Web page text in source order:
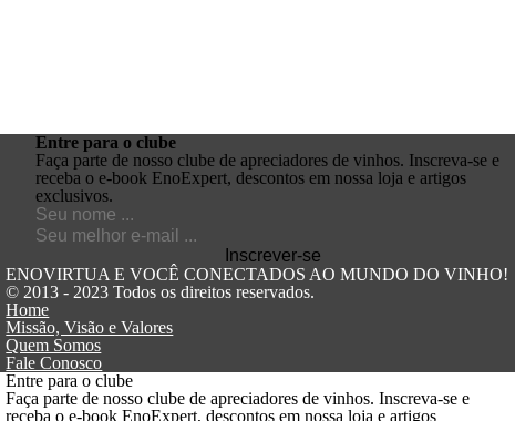
Entre para oclube
Faça parte de nosso clube de apreciadores de vinhos. Inscreva-se e
receba o e-book EnoExpert, descontos em nossa loja e artigos
exclusivos.
ENOVIRTUA E VOCÊ CONECTADOS AO MUNDO DO VINHO!
© 2013 - 2023 Todos os direitos reservados.
Home
Missão, Visão e Valores
Quem Somos
Fale Conosco
Entre para o clube
Faça parte de nosso clube de apreciadores de vinhos. Inscreva-se e
receba o e-book EnoExpert, descontos em nossa loja e artigos